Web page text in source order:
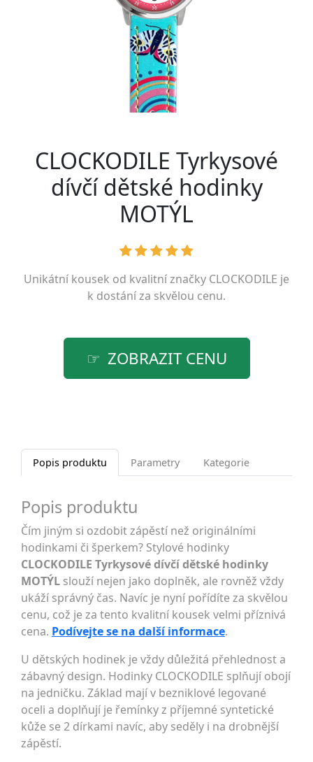
CLOCKODILE Tyrkysové
dívčí dětské hodinky
MOTÝL
Unikátní kousek od kvalitní značky CLOCKODILE je
k dostání za skvělou cenu.
ZOBRAZIT CENU
Popis produktu Parametry Kategorie
Popis produktu
Čím jiným si ozdobit zápěstí než originálními
hodinkami či šperkem? Stylové hodinky
CLOCKODILE Tyrkysové dívčí dětské hodinky
MOTÝL slouží nejen jako doplněk, ale rovněž vždy
ukáží správný čas. Navíc je nyní pořídíte za skvělou
cenu, což je za tento kvalitní kousek velmi příznivá
cena. Podívejte se na další informace.
U dětských hodinek je vždy důležitá přehlednost a
zábavný design. Hodinky CLOCKODILE splňují obojí
na jedničku. Základ mají v bezniklové legované
oceli a doplňují je řemínky z příjemné syntetické
kůže se 2 dírkami navíc, aby seděly i na drobnější
zápěstí.